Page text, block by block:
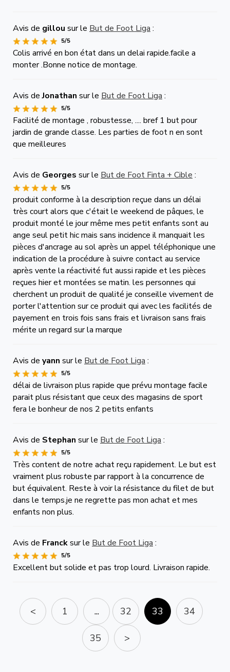
Avis de gillou sur le But de Foot Liga :
5/5
Colis arrivé en bon état dans un delai rapide.facile a
monter .Bonne notice de montage.
Avis deJonathan sur le But de Foot Liga :
5/5
Facilité de montage , robustesse, .... bref 1 but pour
jardin de grande classe. Les parties de foot n en sont
que meilleures
Avis de Georges sur le But de Foot Finta + Cible :
5/5
produit conforme à la description reçue dans un délai
très court alors que c'était le weekend de pâques, le
produit monté le jour même mes petit enfants sont au
ange seul petit hic mais sans incidence il manquait les
pièces d'ancrage au sol après un appel téléphonique une
indication de la procédure à suivre contact au service
après vente la réactivité fut aussi rapide et les pièces
reçues hier et montées se matin. les personnes qui
cherchent un produit de qualité je conseille vivement de
porter l'attention sur ce produit qui avec les facilités de
payement en trois fois sans frais et livraison sans frais
mérite un regard sur la marque
Avis de yann sur le But de Foot Liga :
5/5
délai de livraison plus rapide que prévu montage facile
parait plus résistant que ceux des magasins de sport
fera le bonheur de nos 2 petits enfants
Avis de Stephan sur le But de Foot Liga :
5/5
Très content de notre achat reçu rapidement. Le but est
vraiment plus robuste par rapport à la concurrence de
but équivalent. Reste à voir la résistance du filet de but
dans le temps.je ne regrette pas mon achat et mes
enfants non plus.
Avis de Francksur le But de Foot Liga :
5/5
Excellent but solide et pas trop lourd. Livraison rapide.
< 1 ... 32 33 34
35 >